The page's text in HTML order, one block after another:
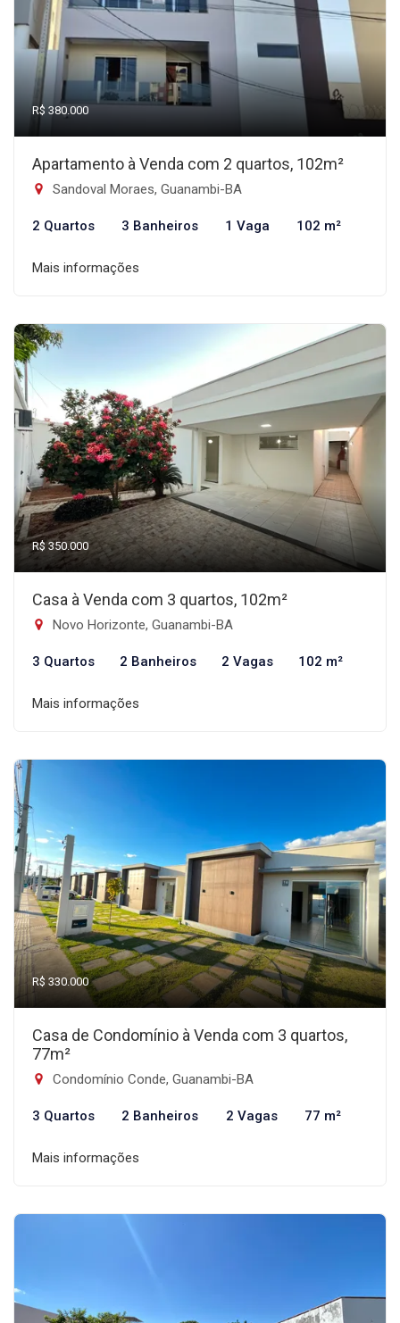
R$ 380.000
Apartamento à Venda com 2 quartos, 102m²
Sandoval Moraes, Guanambi-BA
2 Quartos 3 Banheiros 1 Vaga 102 m²
Mais informações
R$ 350.000
Casa à Venda com 3 quartos, 102m²
Novo Horizonte, Guanambi-BA
3 Quartos 2 Banheiros 2 Vagas 102 m²
Mais informações
R$ 330.000
Casa de Condomínio à Venda com 3 quartos,
77m²
Condomínio Conde, Guanambi-BA
3 Quartos 2 Banheiros 2 Vagas 77 m²
Mais informações